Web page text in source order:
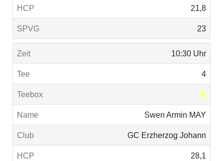
21,8
23
10:30 Uhr
4
Swen Armin MAY
GC Erzherzog Johann
28,1